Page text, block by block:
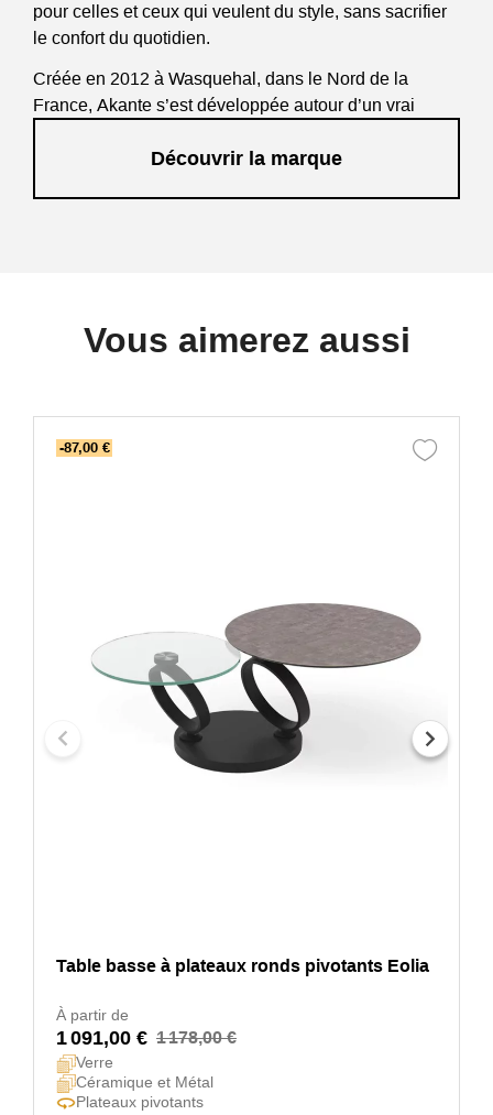
pour celles et ceux qui veulent du style, sans sacrifier
le confort du quotidien.
Créée en 2012 à Wasquehal, dans le Nord de la
France, Akante s’est développée autour d’un vrai
intelligent et d’un goût marqué pour les finitions
haut de gamme, beau à regarder, agréable à utiliser et
Découvrir la marque
Vous aimerez aussi
-87,00 €
Table basse à plateaux ronds pivotants Eolia
À partir de
1 091,00 € 1 178,00 €
Verre
Céramique et Métal
Plateaux pivotants